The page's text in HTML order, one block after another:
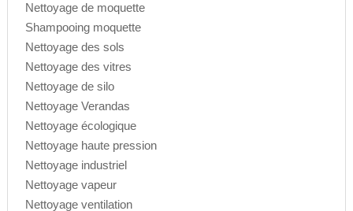
Nettoyage de moquette
Shampooing moquette
Nettoyage des sols
Nettoyage des vitres
Nettoyage de silo
Nettoyage Verandas
Nettoyage écologique
Nettoyage haute pression
Nettoyage industriel
Nettoyage vapeur
Nettoyage ventilation